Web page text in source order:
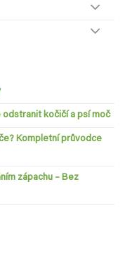
odstranit kočičí a psí moč
Kompletní průvodce
zápachu – Bez